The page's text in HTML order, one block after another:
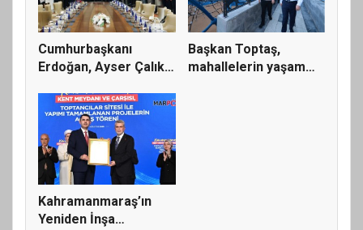
Cumhurbaşkanı
Erdoğan, Ayser Çalık
Başkan Toptaş,
mahallelerin yaşam
Kahramanmaraş’ın
Yeniden İnşa